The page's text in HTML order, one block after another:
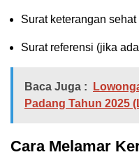
Surat keterangan
Surat referensi (jika
Baca Juga :
Padang Tahun 2025
Cara Melamar